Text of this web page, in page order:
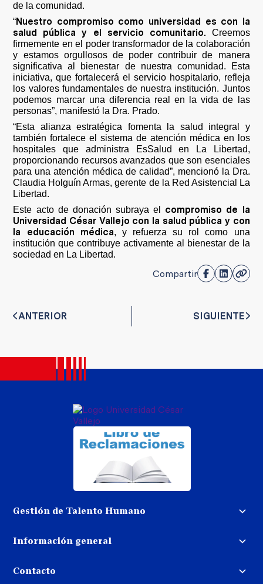
de la comunidad.
“Nuestro compromiso como universidad es con la
salud pública y el servicio comunitario. Creemos
firmemente en el poder transformador de la colaboración
y estamos orgullosos de poder contribuir de manera
significativa al bienestar de nuestra comunidad. Esta
iniciativa, que fortalecerá el servicio hospitalario, refleja
los valores fundamentales de nuestra institución. Juntos
podemos marcar una diferencia real en la vida de las
personas”, manifestó la Dra. Prado.
“Esta alianza estratégica fomenta la salud integral y
también fortalece el sistema de atención médica en los
hospitales que administra EsSalud en La Libertad,
proporcionando recursos avanzados que son esenciales
para una atención médica de calidad”, mencionó la Dra.
Claudia Holguín Armas, gerente de la Red Asistencial La
Libertad.
Este acto de donación subraya el compromiso de la
Universidad César Vallejo con la salud pública y con
la educación médica, y refuerza su rol como una
institución que contribuye activamente al bienestar de la
sociedad en La Libertad.
Compartir
ANTERIOR SIGUIENTE
Gestión de Talento Humano
Trabaja con nosotros
Información general
dinero
Contacto